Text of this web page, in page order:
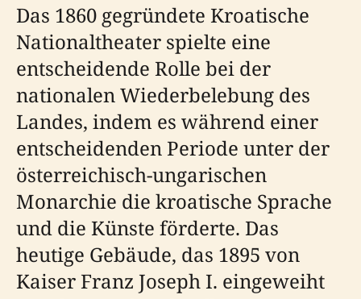
Das 1860 gegründete Kroatische
Nationaltheater spielte eine
entscheidende Rolle bei der
nationalen Wiederbelebung des
Landes, indem es während einer
entscheidenden Periode unter der
österreichisch-ungarischen
Monarchie die kroatische Sprache
und die Künste förderte. Das
heutige Gebäude, das 1895 von
Kaiser Franz Joseph I. eingeweiht